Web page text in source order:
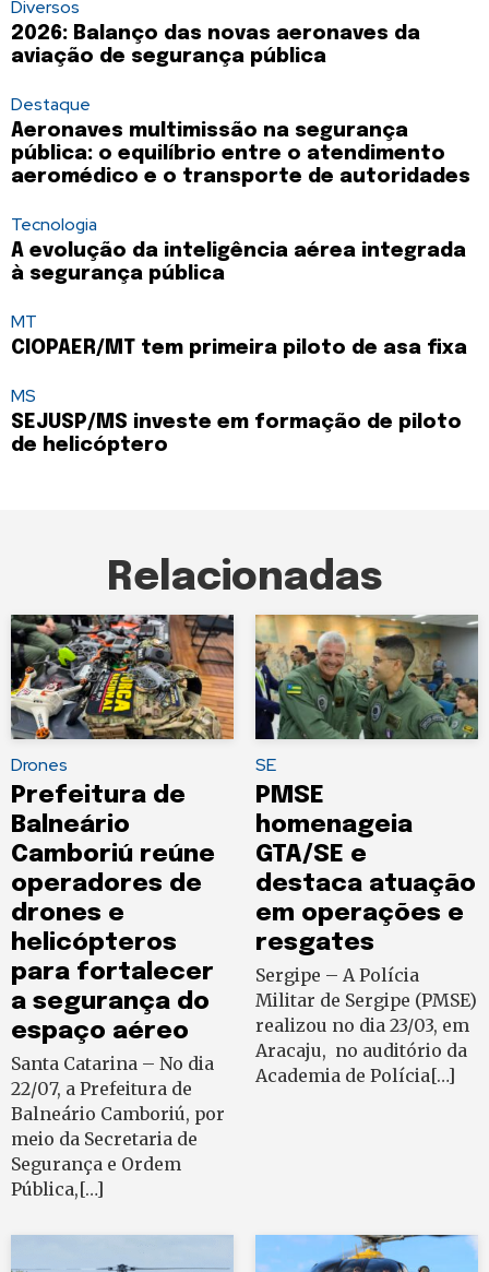
Diversos
2026: Balanço das novas aeronaves da
aviação de segurança pública
Destaque
Aeronaves multimissão na segurança
pública: o equilíbrio entre o atendimento
aeromédico e o transporte de autoridades
Tecnologia
A evolução da inteligência aérea integrada
à segurança pública
MT
CIOPAER/MT tem primeira piloto de asa fixa
MS
SEJUSP/MS investe em formação de piloto
de helicóptero
Relacionadas
Drones
Prefeitura de
Balneário
Camboriú reúne
operadores de
drones e
helicópteros
para fortalecer
a segurança do
espaço aéreo
Santa Catarina – No dia
22/07, a Prefeitura de
Balneário Camboriú, por
meio da Secretaria de
Segurança e Ordem
Pública,[…]
SE
PMSE
homenageia
GTA/SE e
destaca atuação
em operações e
resgates
Sergipe – A Polícia
Militar de Sergipe (PMSE)
realizou no dia 23/03, em
Aracaju, no auditório da
Academia de Polícia[…]